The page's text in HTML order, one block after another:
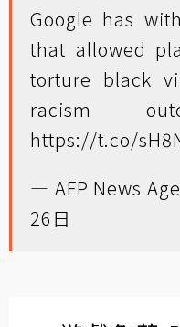
Google has
that allowed
torture black
racism
https://t.co/
— AFP News
26日